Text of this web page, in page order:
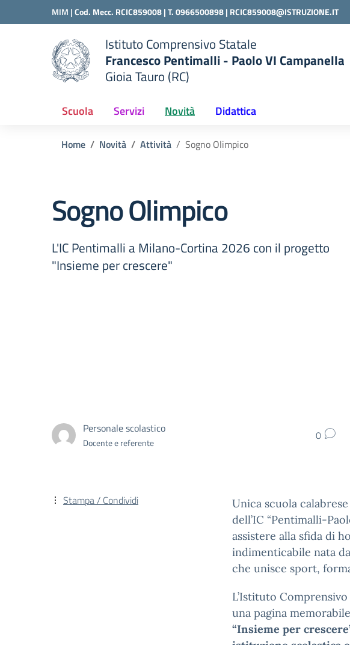
Vai ai contenuti
Vai al menu di navigazione
MIM |Cod. Mecc. RCIC859008 | T. 0966500898 | RCIC859008@ISTRUZIONE.IT
scuola
Istituto Comprensivo Statale
Francesco Pentimalli - Paolo VI Campanella
Gioia Tauro (RC)
Scuola Servizi Novità Didattica
Home Novità Attività Sogno Olimpico
Sogno Olimpico
L'IC Pentimalli a Milano-Cortina 2026 con il progetto
"Insieme per crescere"
Personale scolastico
Docente e referente 0
Unica scuola
dell’IC “Pentimalli-
assistere alla sfida di
indimenticabile nata
che unisce sport,
L’Istituto
una pagina
“Insieme per
Stampa / Condividi